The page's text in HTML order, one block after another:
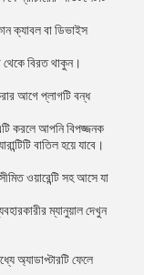
ক্যাবল বা ডিভাইস
থেকে বিরত থাকুন।
আগে প্লাগটি বন্ধ
করলে আপনি বিপজ্জনক
বাতিল হয়ে যাবে।
ওয়ারেন্টি সহ আসে যা
ম্যানুয়াল দেখুন
অ্যাডাপ্টারটি ফেলে